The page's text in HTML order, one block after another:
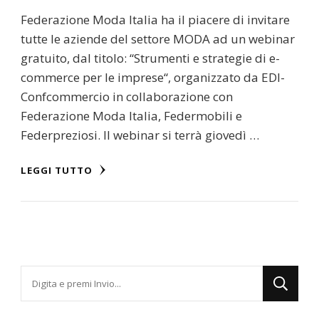
Federazione Moda Italia ha il piacere di invitare
tutte le aziende del settore MODA ad un webinar
gratuito, dal titolo: “Strumenti e strategie di e-
commerce per le imprese“, organizzato da EDI-
Confcommercio in collaborazione con
Federazione Moda Italia, Federmobili e
Federpreziosi. Il webinar si terrà giovedì …
LEGGI TUTTO